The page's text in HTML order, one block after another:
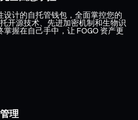
设计的自托管钱包，全面掌控您的
开源技术、先进加密机制和生物识
握在自己手中，让 FOGO 资产更
理